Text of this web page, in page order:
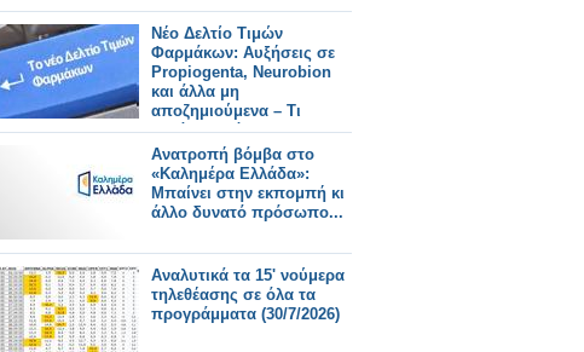
Νέο Δελτίο Τιμών
Φαρμάκων: Αυξήσεις σε
Propiogenta, Neurobion
και άλλα μη
αποζημιούμενα – Τι
αλλάζει από 31/7/2026
Ανατροπή βόμβα στο
«Καλημέρα Ελλάδα»:
Μπαίνει στην εκπομπή κι
άλλο δυνατό πρόσωπο...
Αναλυτικά τα 15' νούμερα
τηλεθέασης σε όλα τα
προγράμματα (30/7/2026)